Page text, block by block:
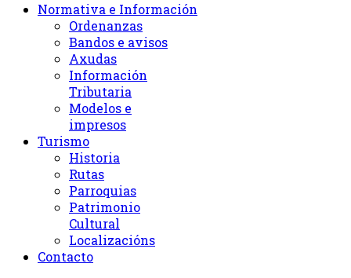
Normativa e Información
Ordenanzas
Bandos e avisos
Axudas
Información
Tributaria
Modelos e
impresos
Turismo
Historia
Rutas
Parroquias
Patrimonio
Cultural
Localizacións
Contacto